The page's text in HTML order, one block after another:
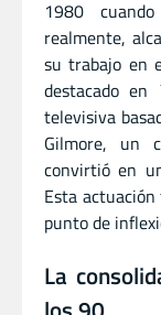
1980
realmente,
su trabajo en
destacado en
televisiva
Gilmore, un
convirtió en
Esta
punto de
La